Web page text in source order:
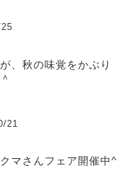
、秋の味覚をかぶり
21
マさんフェア開催中^